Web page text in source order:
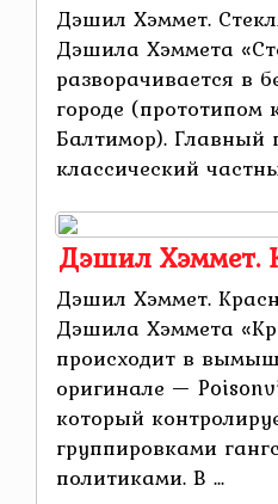
Дэшил Хэммет.
Дэшила Хэммета
разворачивается в
городе (прототипом
Балтимор). Главный
классический
Дэшил Хэммет.
Дэшил Хэммет.
Дэшила Хэммета
происходит в
оригинале —
который
группировками
политиками. В ...